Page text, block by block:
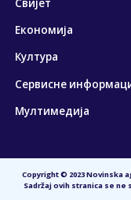
Свијет
Економија
Култура
Сервисне
Мултимедија
Copyright © 2023 Novinska
Sadržaj ovih stranica se